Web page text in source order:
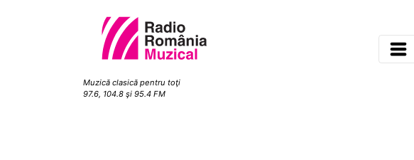
Muzică clasică pentru toţi
97.6, 104.8 şi 95.4 FM